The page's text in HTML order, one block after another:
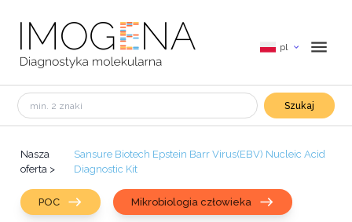
pl
Szukaj
Nasza
oferta >
Sansure Biotech Epstein Barr Virus(EBV) Nucleic Acid
Diagnostic Kit
POC Mikrobiologia człowieka